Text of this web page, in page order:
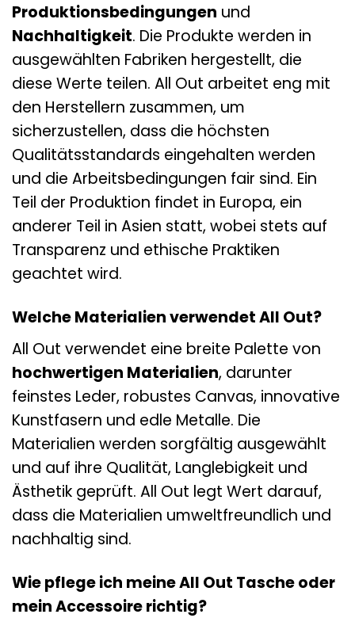
Produktionsbedingungen und
Nachhaltigkeit. Die Produkte werden in
ausgewählten Fabriken hergestellt, die
diese Werte teilen. All Out arbeitet eng mit
den Herstellern zusammen, um
sicherzustellen, dass die höchsten
Qualitätsstandards eingehalten werden
und die Arbeitsbedingungen fair sind. Ein
Teil der Produktion findet in Europa, ein
anderer Teil in Asien statt, wobei stets auf
Transparenz und ethische Praktiken
geachtet wird.
Welche Materialien verwendet All Out?
All Out verwendet eine breite Palette von
hochwertigen Materialien, darunter
feinstes Leder, robustes Canvas, innovative
Kunstfasern und edle Metalle. Die
Materialien werden sorgfältig ausgewählt
und auf ihre Qualität, Langlebigkeit und
Ästhetik geprüft. All Out legt Wert darauf,
dass die Materialien umweltfreundlich und
nachhaltig sind.
Wie pflege ich meine All Out Tasche oder
mein Accessoire richtig?